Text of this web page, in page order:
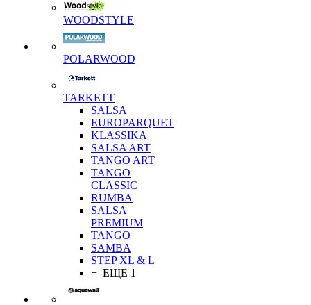
WOODSTYLE
POLARWOOD
TARKETT
SALSA
EUROPARQUET
KLASSIKA
SALSA ART
TANGO ART
TANGO
CLASSIC
RUMBA
SALSA
PREMIUM
TANGO
SAMBA
STEP XL & L
+ ЕЩЕ 1